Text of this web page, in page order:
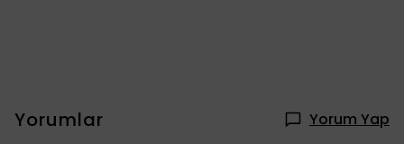
Yorumlar Yorum Yap